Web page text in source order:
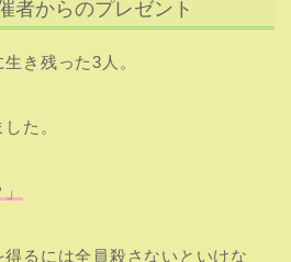
者からのプレゼント
き残った3人。
た。
るには全員殺さないといけな